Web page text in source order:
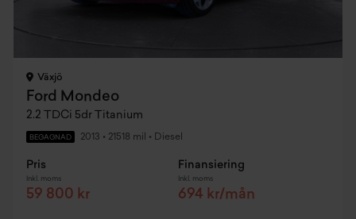
Växjö
Ford Mondeo
2.2 TDCi 5dr Titanium
BEGAGNAD 2013 • 21518 mil • Diesel
Pris
Inkl. moms
59 800 kr
Finansiering
Inkl. moms
694 kr/mån